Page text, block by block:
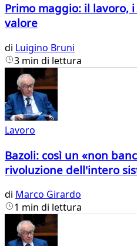
Primo maggio: il lavoro,
valore
di Luigino Bruni
3 min di lettura
Lavoro
Bazoli: così un «non
rivoluzione dell'intero
di Marco Girardo
1 min di lettura